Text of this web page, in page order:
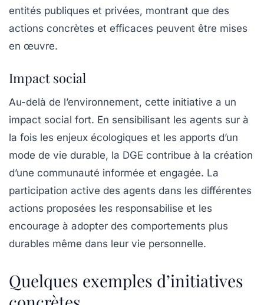
entités publiques et privées, montrant que des
actions concrètes et efficaces peuvent être mises
en œuvre.
Impact social
Au-delà de l’environnement, cette initiative a un
impact social fort. En sensibilisant les agents sur à
la fois les enjeux écologiques et les apports d’un
mode de vie durable, la DGE contribue à la création
d’une communauté informée et engagée. La
participation active des agents dans les différentes
actions proposées les responsabilise et les
encourage à adopter des comportements plus
durables même dans leur vie personnelle.
Quelques exemples d’initiatives